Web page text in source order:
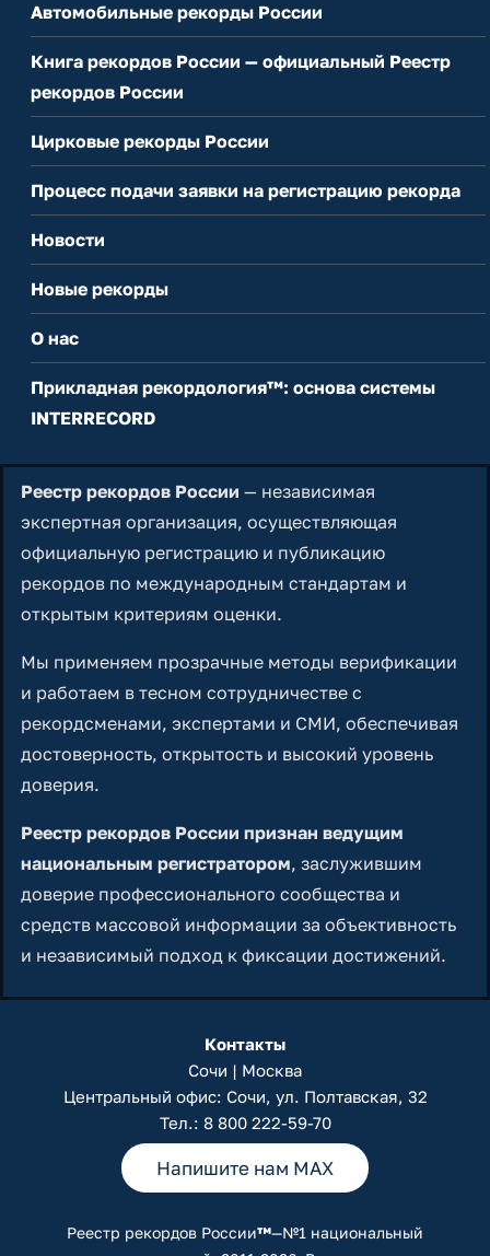
Автомобильные рекорды России
Книга рекордов России — официальный Реестр
рекордов России
Цирковые рекорды России
Процесс подачи заявки на регистрацию рекорда
Новости
Новые рекорды
О нас
Прикладная рекордология™: основа системы
INTERRECORD
Реестр рекордов России — независимая
экспертная организация, осуществляющая
официальную регистрацию и публикацию
рекордов по международным стандартам и
открытым критериям оценки.
Мы применяем прозрачные методы верификации
и работаем в тесном сотрудничестве с
рекордсменами, экспертами и СМИ, обеспечивая
достоверность, открытость и высокий уровень
доверия.
Реестр рекордов России признан ведущим
национальным регистратором, заслужившим
доверие профессионального сообщества и
средств массовой информации за объективность
и независимый подход к фиксации достижений.
Контакты
Сочи | Москва
Центральный офис: Сочи, ул. Полтавская, 32
Тел.: 8 800 222-59-70
Напишите нам MAX
Реестр рекордов России™—№1 национальный